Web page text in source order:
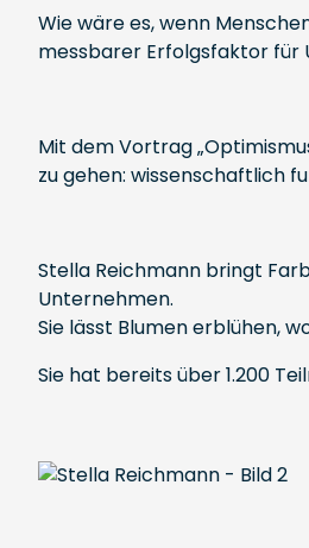
Wie wäre es, wenn
messbarer Erfolgsfaktor für
Mit dem Vortrag
zu gehen: wissenschaftlich
Stella Reichmann bringt
Unternehmen.
Sie lässt Blumen erblühen,
Sie hat bereits über 1.200